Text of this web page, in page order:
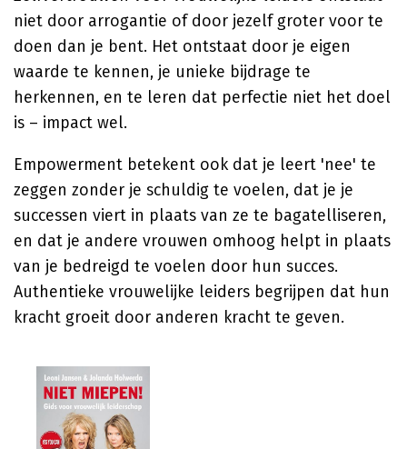
niet door arrogantie of door jezelf groter voor te
doen dan je bent. Het ontstaat door je eigen
waarde te kennen, je unieke bijdrage te
herkennen, en te leren dat perfectie niet het doel
is – impact wel.
Empowerment betekent ook dat je leert 'nee' te
zeggen zonder je schuldig te voelen, dat je je
successen viert in plaats van ze te bagatelliseren,
en dat je andere vrouwen omhoog helpt in plaats
van je bedreigd te voelen door hun succes.
Authentieke vrouwelijke leiders begrijpen dat hun
kracht groeit door anderen kracht te geven.